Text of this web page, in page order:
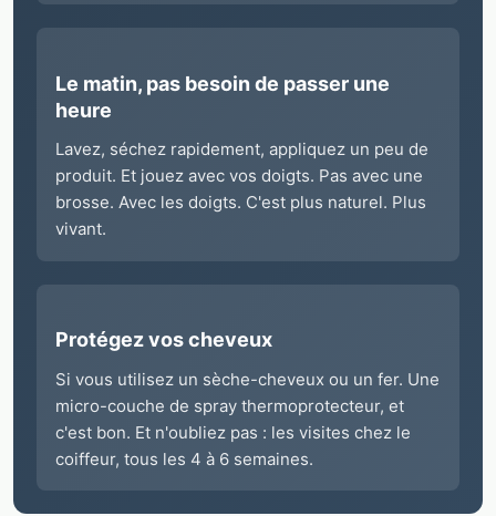
Le matin, pas besoin de passer une
heure
Lavez, séchez rapidement, appliquez un peu de
produit. Et jouez avec vos doigts. Pas avec une
brosse. Avec les doigts. C'est plus naturel. Plus
vivant.
Protégez vos cheveux
Si vous utilisez un sèche-cheveux ou un fer. Une
micro-couche de spray thermoprotecteur, et
c'est bon. Et n'oubliez pas : les visites chez le
coiffeur, tous les 4 à 6 semaines.